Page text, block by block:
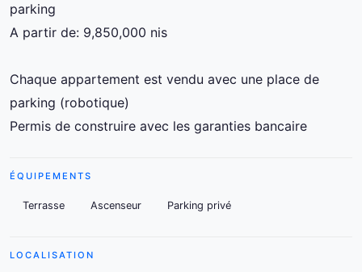
parking
A partir de: 9,850,000 nis
Chaque appartement est vendu avec une place de
parking (robotique)
Permis de construire avec les garanties bancaire
ÉQUIPEMENTS
Terrasse Ascenseur Parking privé
LOCALISATION